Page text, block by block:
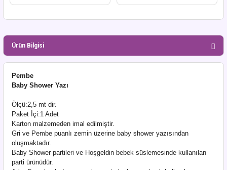
Ürün Bilgisi
Pembe
Baby Shower Yazı
Ölçü:2,5 mt dir.
Paket İçi:1 Adet
Karton malzemeden imal edilmiştir.
Gri ve Pembe puanlı zemin üzerine baby shower yazısından
oluşmaktadır.
Baby Shower partileri ve Hoşgeldin bebek süslemesinde kullanılan
parti ürünüdür.